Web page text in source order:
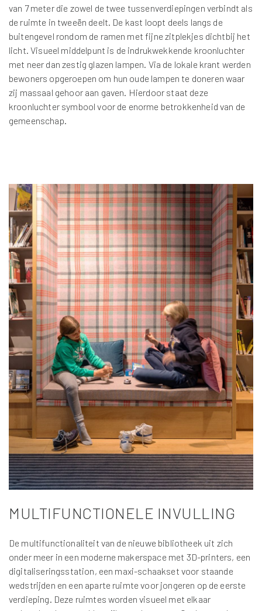
van 7 meter die zowel de twee tussenverdiepingen verbindt als
de ruimte in tweeën deelt. De kast loopt deels langs de
buitengevel rondom de ramen met fijne zitplekjes dichtbij het
licht. Visueel middelpunt is de indrukwekkende kroonluchter
met neer dan zestig glazen lampen. Via de lokale krant werden
bewoners opgeroepen om hun oude lampen te doneren waar
zij massaal gehoor aan gaven. Hierdoor staat deze
kroonluchter symbool voor de enorme betrokkenheid van de
gemeenschap.
MULTIFUNCTIONELE INVULLING
De multifunctionaliteit van de nieuwe bibliotheek uit zich
onder meer in een moderne makerspace met 3D-printers, een
digitaliseringsstation, een maxi-schaakset voor staande
wedstrijden en een aparte ruimte voor jongeren op de eerste
verdieping. Deze ruimtes worden visueel met elkaar